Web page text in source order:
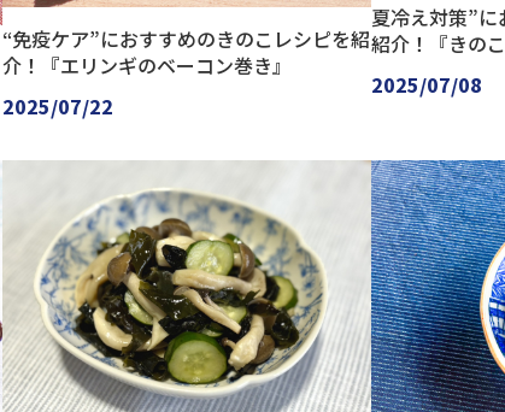
“免疫ケア”におすすめのきのこレシピを紹
介！『エリンギのベーコン巻き』
2025/07/22
夏冷え対策”
紹介！『きの
2025/07/08